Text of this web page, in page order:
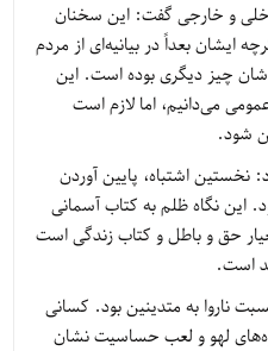
و خارجی گفت: این سخنان
بعداً در بیانیه‌ای از مردم
چیز دیگری بوده است. این
می‌دانیم، اما لازم است
شود.
نخستین اشتباه، پایین آوردن
این نگاه ظلم به کتاب آسمانی
حق و باطل و کتاب زندگی است
است.
ناروا به متدینین بود. کسانی
لهو و لعب حساسیت نشان